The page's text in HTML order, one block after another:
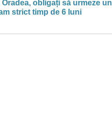
Oradea, obligați să urmeze un
strict timp de 6 luni